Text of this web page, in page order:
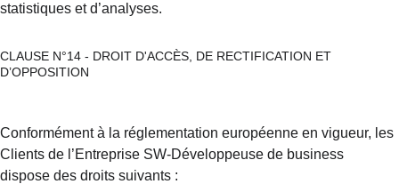
statistiques et d’analyses.
CLAUSE N°14 - DROIT D'ACCÈS, DE RECTIFICATION ET
D’OPPOSITION
Conformément à la réglementation européenne en vigueur, les
Clients de l’Entreprise SW-Développeuse de business
dispose des droits suivants :